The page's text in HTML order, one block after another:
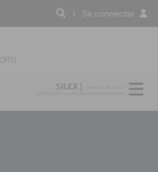
| Se connecter
SILEX |